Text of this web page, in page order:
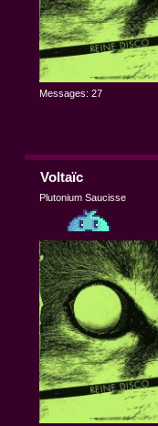
Messages: 27
Voltaïc
Plutonium Saucisse